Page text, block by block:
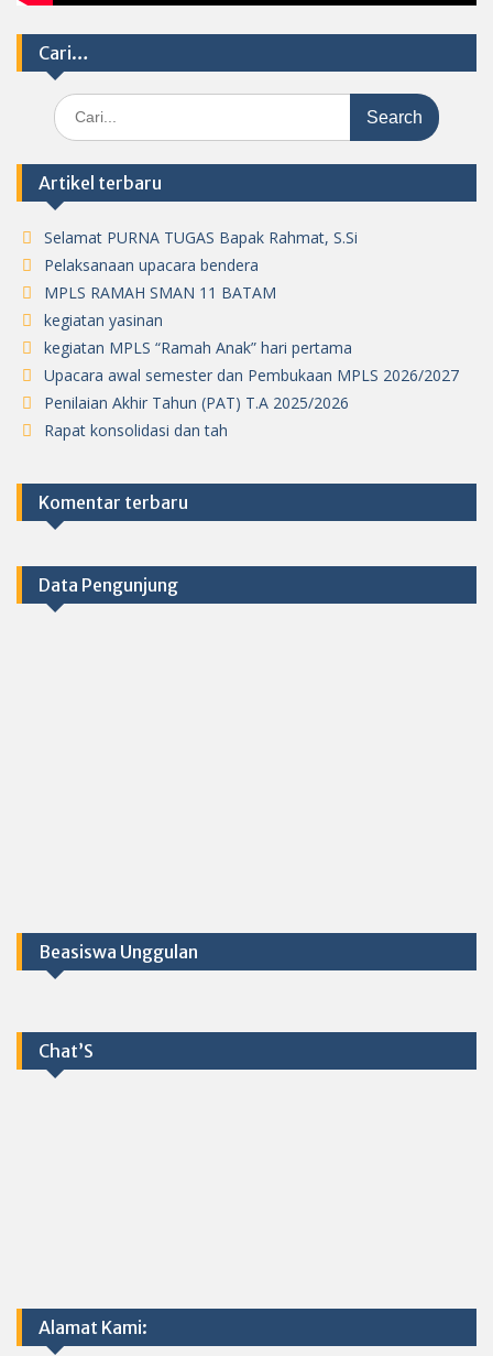
Cari…
Search
for:
Artikel terbaru
Selamat PURNA TUGAS Bapak Rahmat, S.Si
Pelaksanaan upacara bendera
MPLS RAMAH SMAN 11 BATAM
kegiatan yasinan
kegiatan MPLS “Ramah Anak” hari pertama
Upacara awal semester dan Pembukaan MPLS 2026/2027
Penilaian Akhir Tahun (PAT) T.A 2025/2026
Rapat konsolidasi dan tah
Komentar terbaru
Data Pengunjung
Beasiswa Unggulan
Chat’S
Alamat Kami: